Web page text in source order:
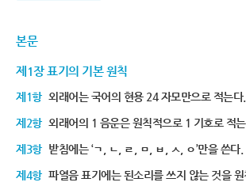
본문
제1장 표기의 기본 원칙
제1항 외래어는 국어의 현용 24 자모만으로 적는다.
제2항 외래어의 1 음운은 원칙적으로 1 기호로 적는
제3항 받침에는 ‘ㄱ, ㄴ, ㄹ, ㅁ, ㅂ, ㅅ, ㅇ’만을 쓴다.
제4항 파열음 표기에는 된소리를 쓰지 않는 것을 원